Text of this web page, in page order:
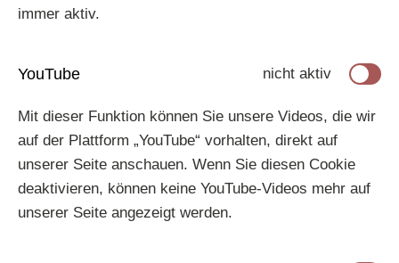
immer aktiv.
YouTube nicht aktiv
Mit dieser Funktion können Sie unsere Videos, die wir
auf der Plattform „YouTube“ vorhalten, direkt auf
unserer Seite anschauen. Wenn Sie diesen Cookie
deaktivieren, können keine YouTube-Videos mehr auf
unserer Seite angezeigt werden.